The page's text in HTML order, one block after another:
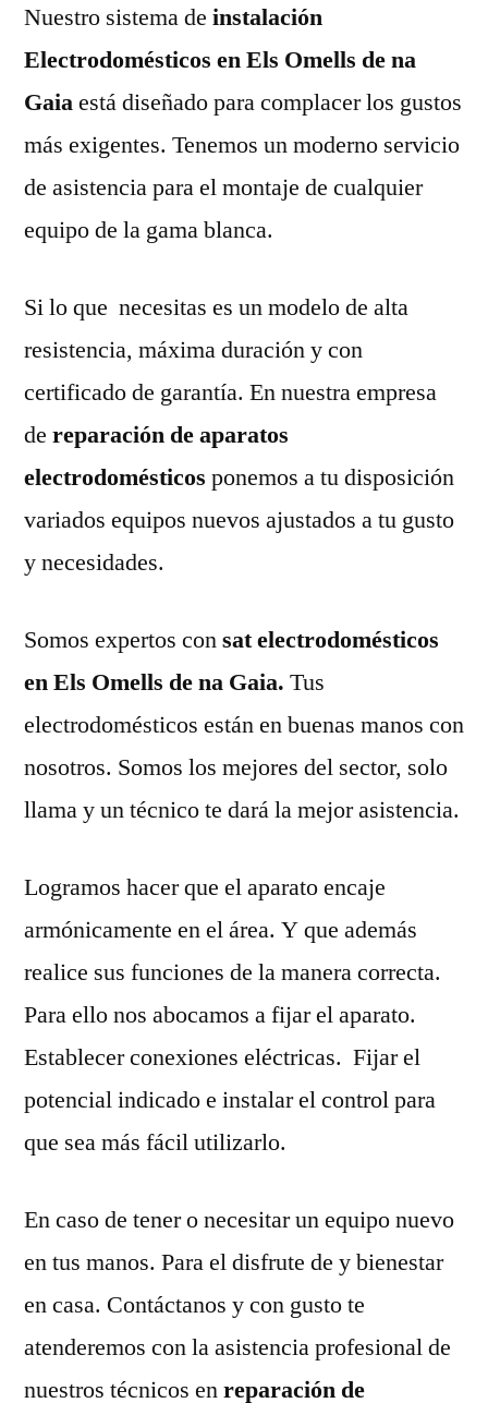
Nuestro sistema de instalación
Electrodomésticos en Els Omells de na
Gaiaestá diseñado para complacer los gustos
más exigentes. Tenemos un moderno servicio
de asistencia para el montaje de cualquier
equipo de la gama blanca.
Si lo que necesitas es un modelo de alta
resistencia, máxima duración y con
certificado de garantía. En nuestra empresa
de reparación de aparatos
electrodomésticos ponemos a tu disposición
variados equipos nuevos ajustados a tu gusto
y necesidades.
Somos expertos consat electrodomésticos
en Els Omells de na Gaia. Tus
electrodomésticos están en buenas manos con
nosotros. Somos los mejores del sector, solo
llama y un técnico te dará la mejor asistencia.
Logramos hacer que el aparato encaje
armónicamente en el área. Y que además
realice sus funciones de la manera correcta.
Para ello nos abocamos a fijar el aparato.
Establecer conexiones eléctricas. Fijar el
potencial indicado e instalar el control para
que sea más fácil utilizarlo.
En caso de tener o necesitar un equipo nuevo
en tus manos. Para el disfrute de y bienestar
en casa. Contáctanos y con gusto te
atenderemos con la asistencia profesional de
nuestros técnicos enreparación de